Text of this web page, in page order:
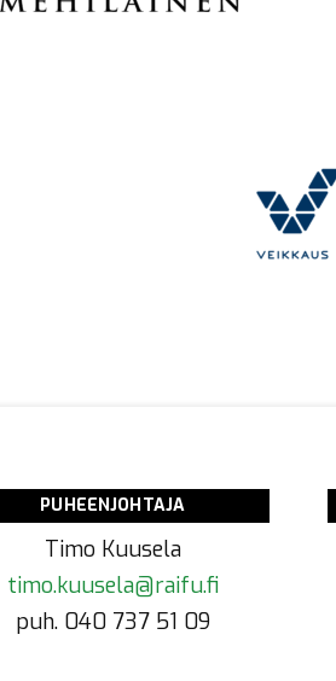
PUHEENJOHTAJA
Timo Kuusela
timo.kuusela@raifu.fi
puh. 040 737 51 09